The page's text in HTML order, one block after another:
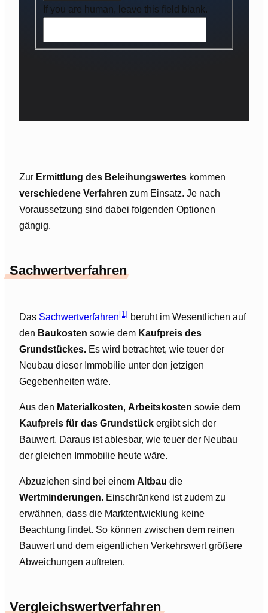
If you are human, leave this field blank.
Zur Ermittlung des Beleihungswertes kommen
verschiedene Verfahren zum Einsatz. Je nach
Voraussetzung sind dabei folgenden Optionen
gängig.
Sachwertverfahren
Das Sachwertverfahren [1] beruht im Wesentlichen auf
den Baukosten sowie dem Kaufpreis des
Grundstückes. Es wird betrachtet, wie teuer der
Neubau dieser Immobilie unter den jetzigen
Gegebenheiten wäre.
Aus den Materialkosten, Arbeitskosten sowie dem
Kaufpreis für das Grundstück ergibt sich der
Bauwert. Daraus ist ablesbar, wie teuer der Neubau
der gleichen Immobilie heute wäre.
Abzuziehen sind bei einem Altbau die
Wertminderungen. Einschränkend ist zudem zu
erwähnen, dass die Marktentwicklung keine
Beachtung findet. So können zwischen dem reinen
Bauwert und dem eigentlichen Verkehrswert größere
Abweichungen auftreten.
Vergleichswertverfahren